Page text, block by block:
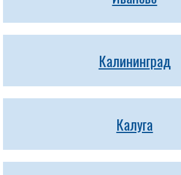
Калининград
Калуга